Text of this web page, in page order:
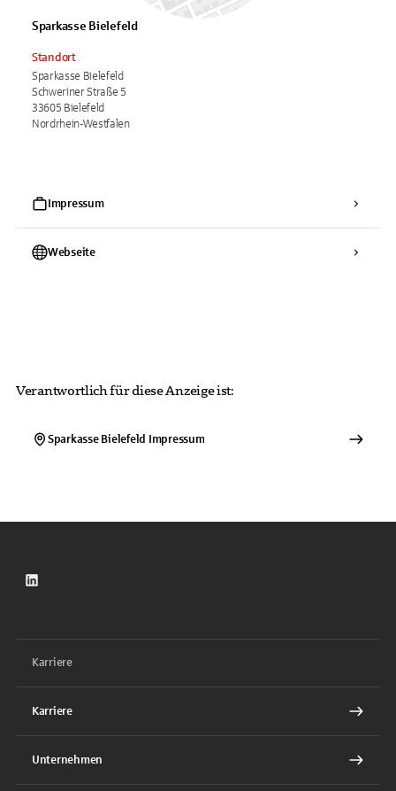
Sparkasse Bielefeld
Standort
Sparkasse Bielefeld
Schweriner Straße 5
33605 Bielefeld
Nordrhein-Westfalen
Impressum
Webseite
Verantwortlich für diese Anzeige ist:
Sparkasse Bielefeld Impressum
LinkedIn
Karriere
Karriere
Unternehmen